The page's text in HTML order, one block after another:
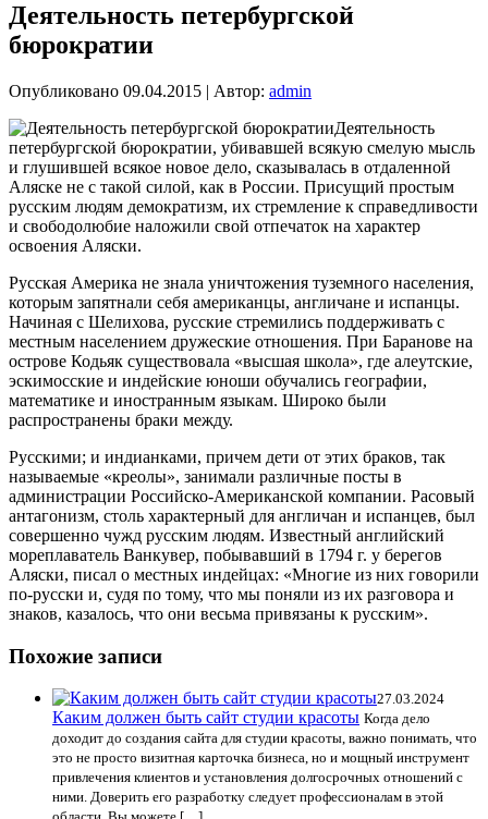
Деятельность петербургской
бюрократии
Опубликовано 09.04.2015 | Автор: admin
Деятельность
петербургской бюрократии, убивавшей всякую смелую мысль
и глушившей всякое новое дело, сказывалась в отдаленной
Аляске не с такой силой, как в России. Присущий простым
русским людям демократизм, их стремление к справедливости
и свободолюбие наложили свой отпечаток на характер
освоения Аляски.
Русская Америка не знала уничтожения туземного населения,
которым запятнали себя американцы, англичане и испанцы.
Начиная с Шелихова, русские стремились поддерживать с
местным населением дружеские отношения. При Баранове на
острове Кодьяк существовала «высшая школа», где алеутские,
эскимосские и индейские юноши обучались географии,
математике и иностранным языкам. Широко были
распространены браки между.
Русскими; и индианками, причем дети от этих браков, так
называемые «креолы», занимали различные посты в
администрации Российско-Американской компании. Расовый
антагонизм, столь характерный для англичан и испанцев, был
совершенно чужд русским людям. Известный английский
мореплаватель Ванкувер, побывавший в 1794 г. у берегов
Аляски, писал о местных индейцах: «Многие из них говорили
по-русски и, судя по тому, что мы поняли из их разговора и
знаков, казалось, что они весьма привязаны к русским».
Похожие записи
27.03.2024
Каким должен быть сайт студии красоты Когда дело
доходит до создания сайта для студии красоты, важно понимать, что
это не просто визитная карточка бизнеса, но и мощный инструмент
привлечения клиентов и установления долгосрочных отношений с
ними. Доверить его разработку следует профессионалам в этой